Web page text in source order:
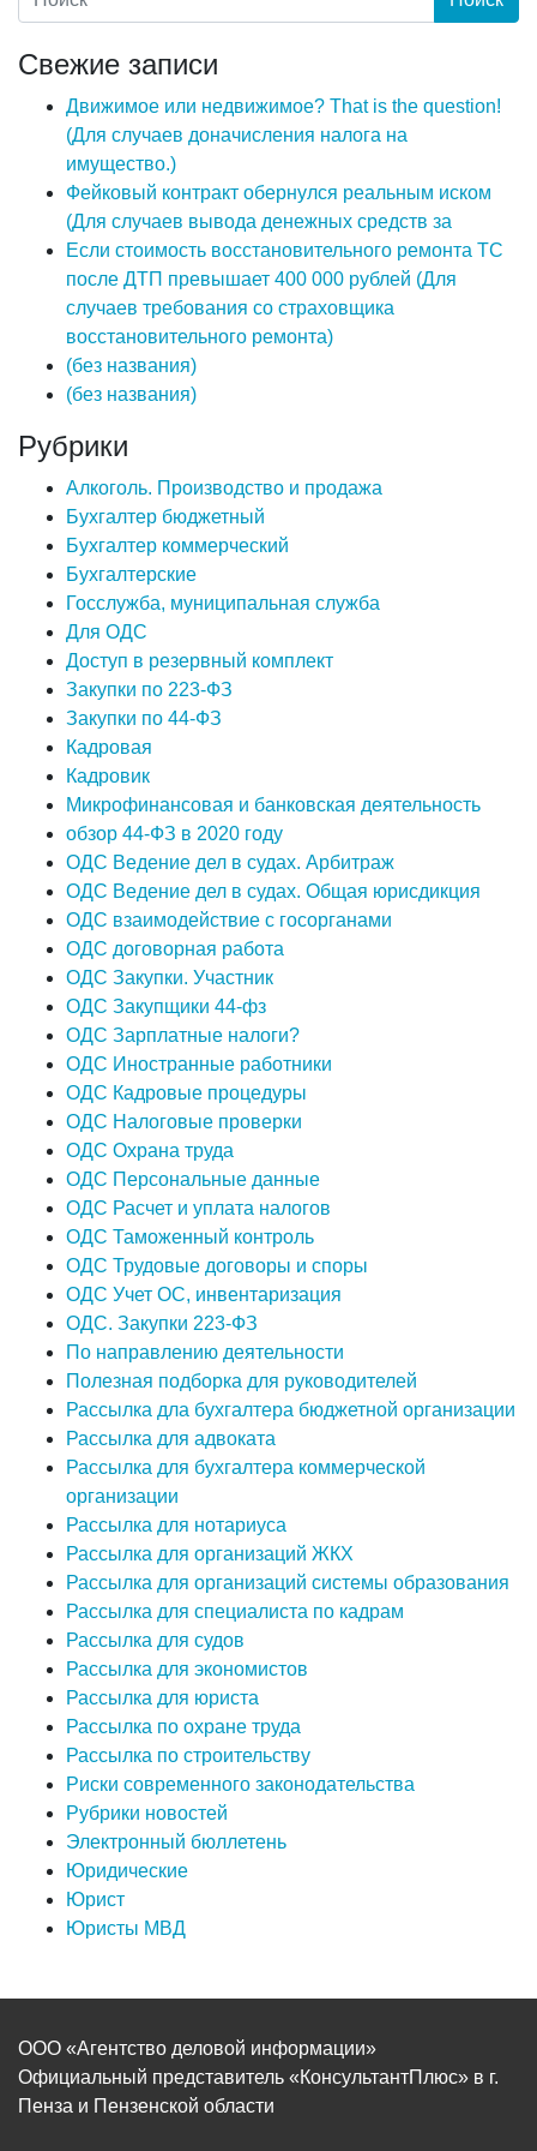
Свежие записи
Движимое или недвижимое? That is the question!
(Для случаев доначисления налога на
имущество.)
Фейковый контракт обернулся реальным иском
(Для случаев вывода денежных средств за
Если стоимость восстановительного ремонта ТС
после ДТП превышает 400 000 рублей (Для
случаев требования со страховщика
восстановительного ремонта)
(без названия)
(без названия)
Рубрики
Алкоголь. Производство и продажа
Бухгалтер бюджетный
Бухгалтер коммерческий
Бухгалтерские
Госслужба, муниципальная служба
Для ОДС
Доступ в резервный комплект
Закупки по 223-ФЗ
Закупки по 44-ФЗ
Кадровая
Кадровик
Микрофинансовая и банковская деятельность
обзор 44-ФЗ в 2020 году
ОДС Ведение дел в судах. Арбитраж
ОДС Ведение дел в судах. Общая юрисдикция
ОДС взаимодействие с госорганами
ОДС договорная работа
ОДС Закупки. Участник
ОДС Закупщики 44-фз
ОДС Зарплатные налоги?
ОДС Иностранные работники
ОДС Кадровые процедуры
ОДС Налоговые проверки
ОДС Охрана труда
ОДС Персональные данные
ОДС Расчет и уплата налогов
ОДС Таможенный контроль
ОДС Трудовые договоры и споры
ОДС Учет ОС, инвентаризация
ОДС. Закупки 223-ФЗ
По направлению деятельности
Полезная подборка для руководителей
Рассылка дла бухгалтера бюджетной организации
Рассылка для адвоката
Рассылка для бухгалтера коммерческой
организации
Рассылка для нотариуса
Рассылка для организаций ЖКХ
Рассылка для организаций системы образования
Рассылка для специалиста по кадрам
Рассылка для судов
Рассылка для экономистов
Рассылка для юриста
Рассылка по охране труда
Рассылка по строительству
Риски современного законодательства
Рубрики новостей
Электронный бюллетень
Юридические
Юрист
Юристы МВД
ООО «Агентство деловой информации»
Официальный представитель «КонсультантПлюс» в г.
Пенза и Пензенской области